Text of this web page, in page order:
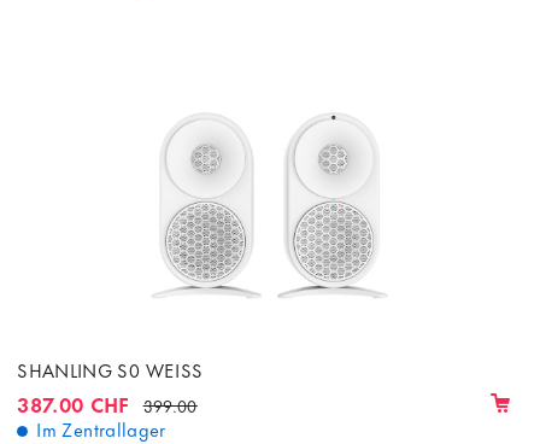
SHANLING S0 WEISS
387.00 CHF 399.00
Im Zentrallager